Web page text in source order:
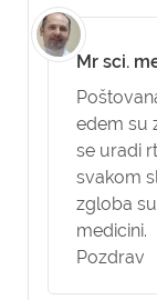
Mr sci.
edem su
se uradi
svakom
zgloba
medicini.
Pozdrav